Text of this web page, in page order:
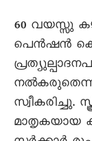
60 വയസ്സു
പെൻഷൻ
സ്വീകരിച്ചു.
മാതൃകയായ